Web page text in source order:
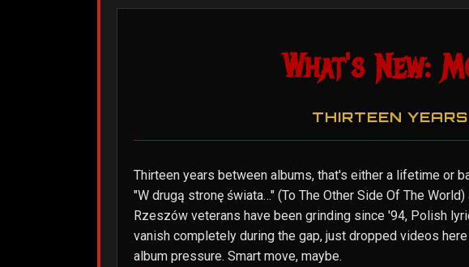
What's New:
THIRTEEN
Thirteen years between albums, that's either a lifetime or
"W drugą stronę świata…" (To The Other Side Of The
Rzeszów veterans have been grinding since '94, Polish
vanish completely during the gap, just dropped videos
album pressure. Smart move, maybe.